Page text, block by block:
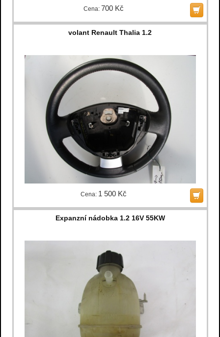
Cena: 700 Kč
volant Renault Thalia 1.2
Cena: 1 500 Kč
Expanzní nádobka 1.2 16V 55KW